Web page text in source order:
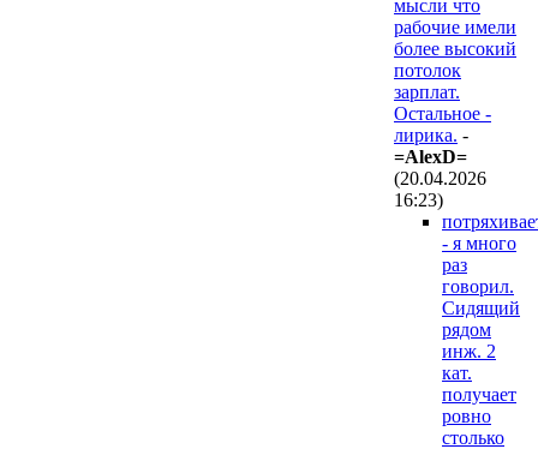
мысли что
рабочие имели
более высокий
потолок
зарплат.
Остальное -
лирика. -
=AlexD=
(20.04.2026
16:23)
- я много
раз
говорил.
Сидящий
рядом
инж. 2
кат.
получает
ровно
столько